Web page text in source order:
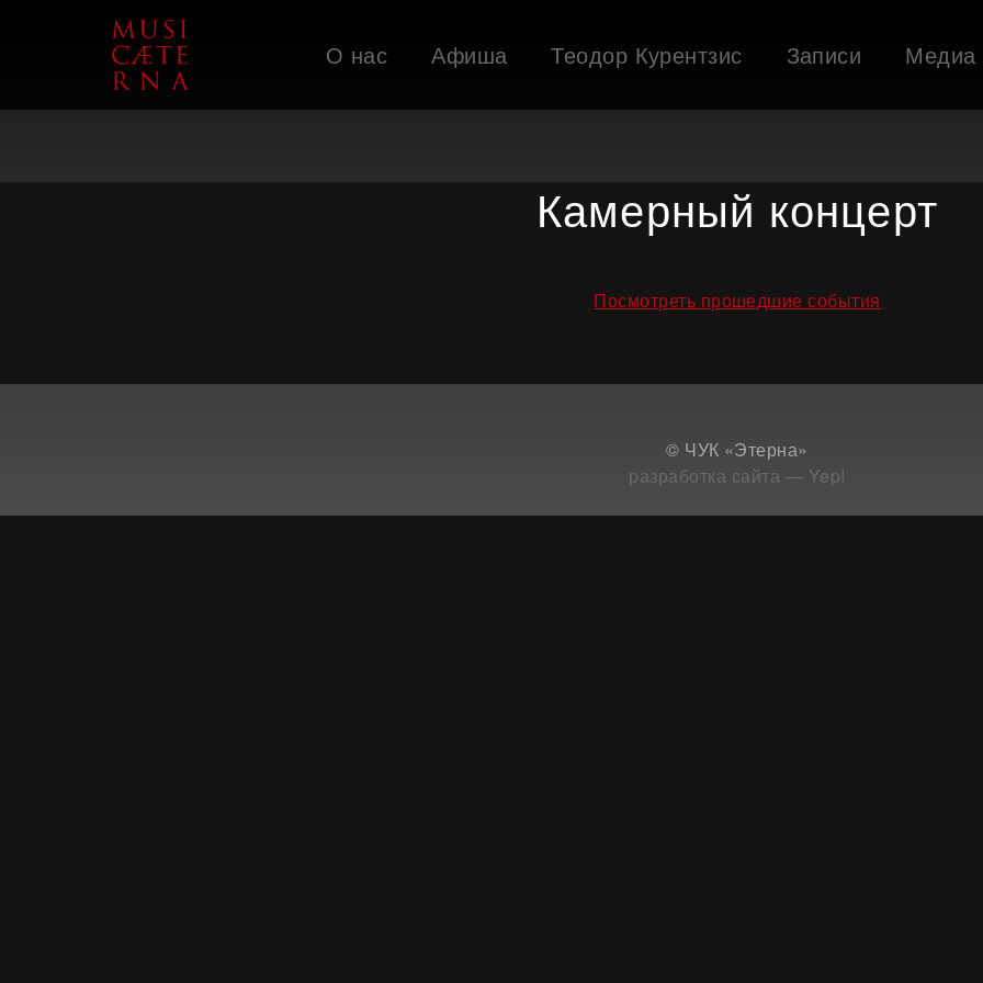
О нас Афиша Теодор Курентзис Записи
Медиа
Камерный концерт
Посмотреть прошедшие события
© ЧУК «Этерна»
разработка сайта — Yep!